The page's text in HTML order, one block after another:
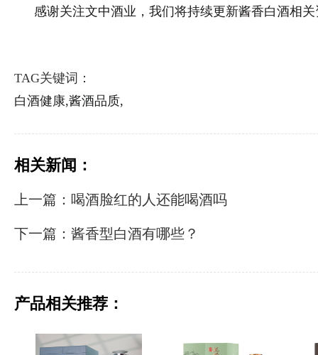
感谢关注文中酒业，我们将持续更新酱香白酒相
TAG关键词：
白酒健康,酱酒品质,
相关新闻：
上一篇：喝酒脸红的人还能喝酒吗
下一篇：酱香型白酒有哪些？
产品相关推荐：